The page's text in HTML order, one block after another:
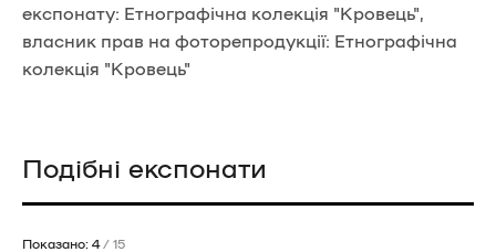
експонату: Етнографічна колекція "Кровець",
власник прав на фоторепродукції: Етнографічна
колекція "Кровець"
Подібні експонати
Показано: 4 / 15